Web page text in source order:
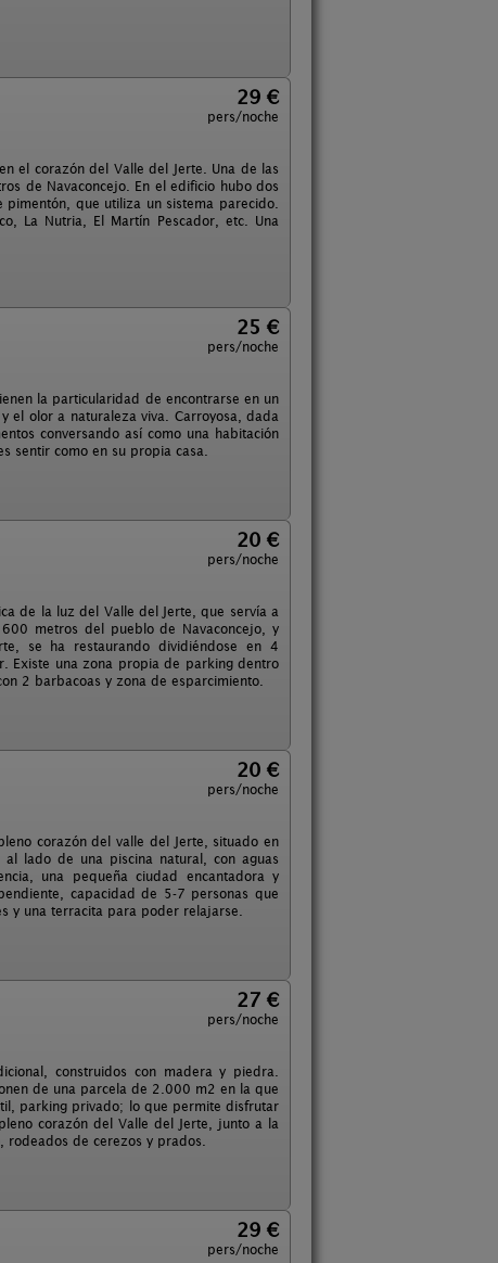
29 €
pers/noche
el corazón del Valle del Jerte. Una de las
de Navaconcejo. En el edificio hubo dos
que utiliza un sistema parecido.
La Nutria, El Martín Pescador, etc. Una
25 €
pers/noche
la particularidad de encontrarse en un
el olor a naturaleza viva. Carroyosa, dada
conversando así como una habitación
sentir como en su propia casa.
20 €
pers/noche
de la luz del Valle del Jerte, que servía a
metros del pueblo de Navaconcejo, y
se ha restaurando dividiéndose en 4
Existe una zona propia de parking dentro
2 barbacoas y zona de esparcimiento.
20 €
pers/noche
corazón del valle del Jerte, situado en
lado de una piscina natural, con aguas
una pequeña ciudad encantadora y
capacidad de 5-7 personas que
y una terracita para poder relajarse.
27 €
pers/noche
construidos con madera y piedra.
de una parcela de 2.000 m2 en la que
parking privado; lo que permite disfrutar
corazón del Valle del Jerte, junto a la
de cerezos y prados.
29 €
pers/noche